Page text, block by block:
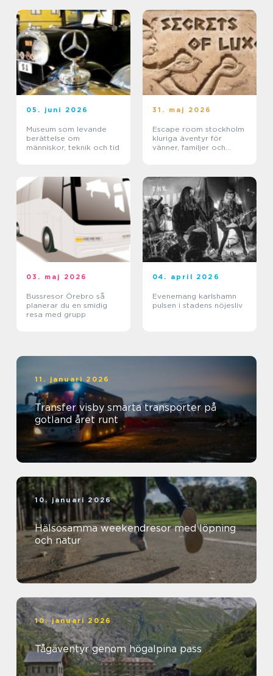
05. juni 2026
Museum som levande
berättelse om
människor, teknik och tid
31. maj 2026
Escape room stockholm
kluriga äventyr för
vänner, familjer och
03. maj 2026
Bussresor Örebro så
planerar du en smidig
resa med grupp
04. april 2026
Evenemang karlshamn
pulsen i stadens nöjesliv
11. januari 2026
Transfer visby smarta transporter på
gotland året runt
10. januari 2026
Hälsosamma weekendresor med löpning
och natur
10. januari 2026
Tågäventyr genom högalpina pass